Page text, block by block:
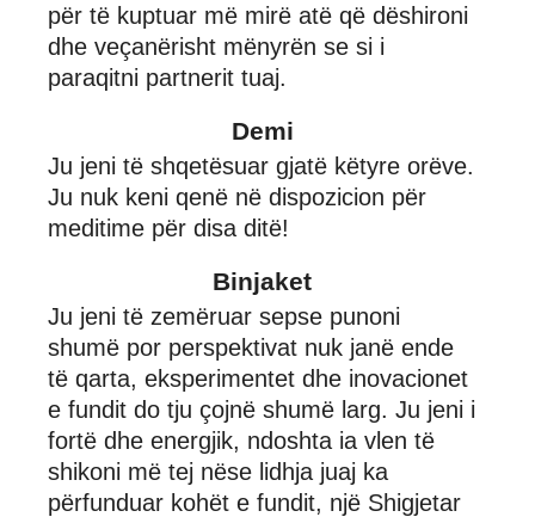
për të kuptuar më mirë atë që dëshironi
dhe veçanërisht mënyrën se si i
paraqitni partnerit tuaj.
Demi
Ju jeni të shqetësuar gjatë këtyre orëve.
Ju nuk keni qenë në dispozicion për
meditime për disa ditë!
Binjaket
Ju jeni të zemëruar sepse punoni
shumë por perspektivat nuk janë ende
të qarta, eksperimentet dhe inovacionet
e fundit do tju çojnë shumë larg. Ju jeni i
fortë dhe energjik, ndoshta ia vlen të
shikoni më tej nëse lidhja juaj ka
përfunduar kohët e fundit, një Shigjetar